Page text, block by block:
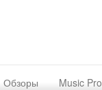
Обзоры Music Pro